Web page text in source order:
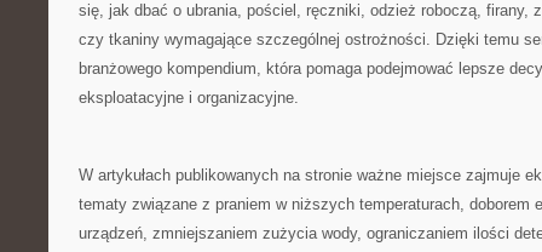
się, jak dbać o ubrania, pościel, ręczniki, odzież roboczą, firany,
czy tkaniny wymagające szczególnej ostrożności. Dzięki temu
branżowego kompendium, która pomaga podejmować lepsze
eksploatacyjne i organizacyjne.
W artykułach publikowanych na stronie ważne miejsce zajmuje
tematy związane z praniem w niższych temperaturach, doborem
urządzeń, zmniejszaniem zużycia wody, ograniczaniem ilości